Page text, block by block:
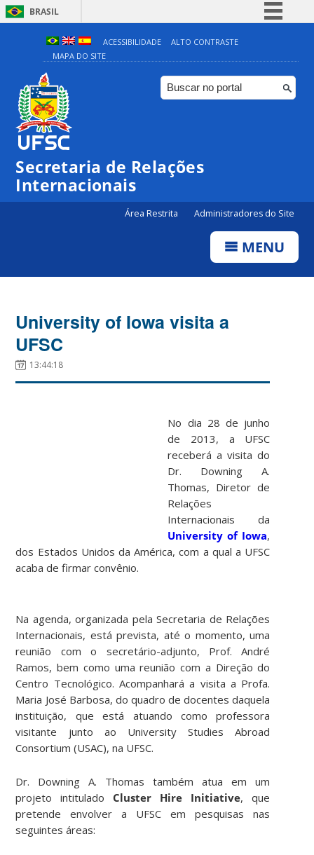
BRASIL
Simplifique!
Comunica BR
Participe
ACESSIBILIDADE
ALTO CONTRASTE
MAPA DO SITE
Secretaria de Relações
Internacionais
Área Restrita Administradores do Site
MENU
University of Iowa visita a
UFSC
13:44:18
No dia 28 de junho
de 2013, a UFSC
receberá a visita do
Dr. Downing A.
Thomas, Diretor de
Relações
Internacionais da
University of Iowa,
dos Estados Unidos da América, com a qual a UFSC
acaba de firmar convênio.
Na agenda, organizada pela Secretaria de Relações
Internacionais, está prevista, até o momento, uma
reunião com o secretário-adjunto, Prof. André
Ramos, bem como uma reunião com a Direção do
Centro Tecnológico. Acompanhará a visita a Profa.
Maria José Barbosa, do quadro de docentes daquela
instituição, que está atuando como professora
visitante junto ao University Studies Abroad
Consortium (USAC), na UFSC.
Dr. Downing A. Thomas também atua em um
projeto intitulado Cluster Hire Initiative, que
pretende envolver a UFSC em pesquisas nas
seguintes áreas: